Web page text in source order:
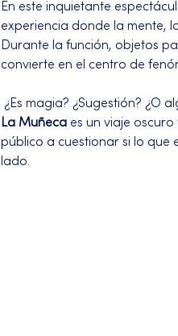
En este inquietante
experiencia donde la mente,
Durante la función, objetos
convierte en el centro de
¿Es magia? ¿Sugestión? ¿O
La Muñeca es un viaje oscuro
público a cuestionar si lo que
lado.